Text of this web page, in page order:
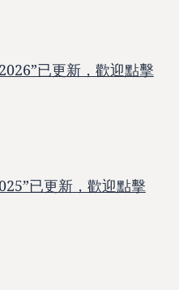
已更新，歡迎點擊
已更新，歡迎點擊